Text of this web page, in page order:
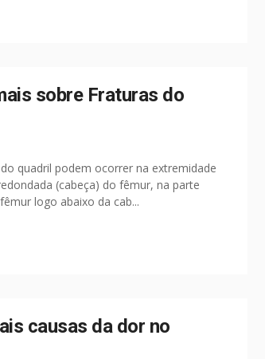
sobre Fraturas do
quadril podem ocorrer na extremidade
(cabeça) do fêmur, na parte
logo abaixo da cab...
causas da dor no